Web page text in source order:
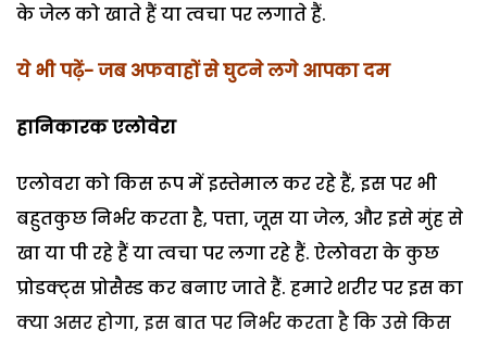
के जेल को खाते हैं या त्वचा पर लगाते हैं.
ये भी पढ़ें- जब अफवाहों से घुटने लगे आपका दम
हानिकारक एलोवेरा
एलोवरा को किस रूप में इस्तेमाल कर रहे हैं, इस पर भी
बहुतकुछ निर्भर करता है, पत्ता, जूस या जेल, और इसे मुंह से
खा या पी रहे हैं या त्वचा पर लगा रहे हैं. ऐलोवरा के कुछ
प्रोडक्ट्स प्रोसैस्ड कर बनाए जाते हैं. हमारे शरीर पर इस का
क्या असर होगा, इस बात पर निर्भर करता है कि उसे किस